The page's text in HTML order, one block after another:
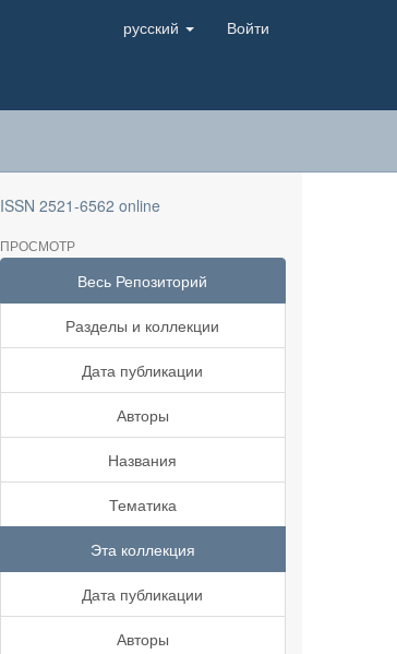
русский Войти
ISSN 2521-6562 online
ПРОСМОТР
Весь Репозиторий
Разделы и коллекции
Дата публикации
Авторы
Названия
Тематика
Эта коллекция
Дата публикации
Авторы